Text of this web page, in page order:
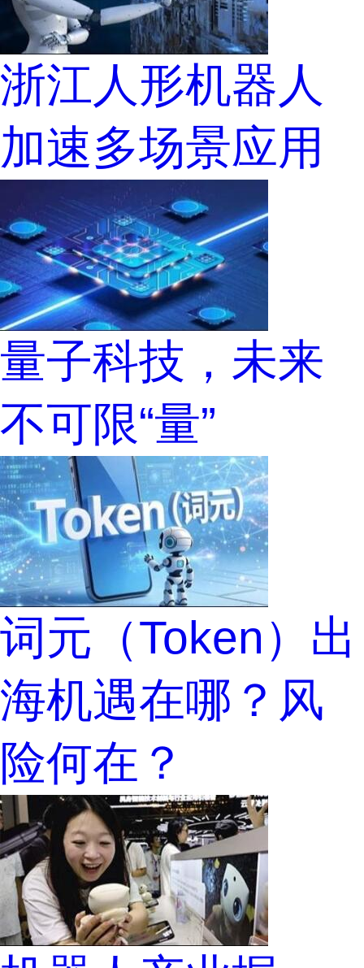
浙江人形机器人
加速多场景应用
量子科技，未来
不可限“量”
词元（Token）出
海机遇在哪？风
险何在？